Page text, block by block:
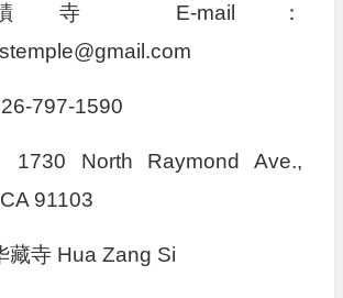
寺 E-mail：
797-1590
North Raymond Ave.,
91103
藏寺 Hua Zang Si